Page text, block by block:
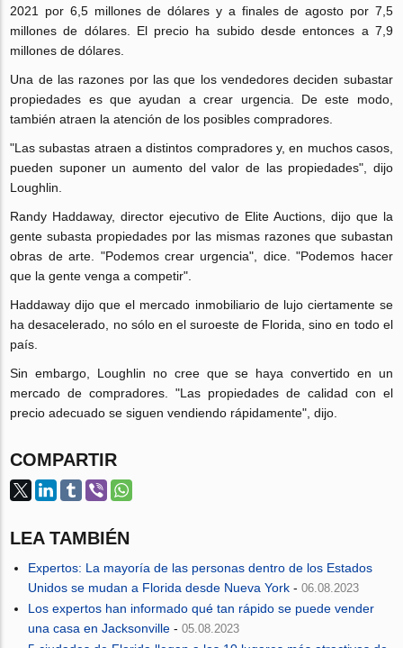
2021 por 6,5 millones de dólares y a finales de agosto por 7,5
millones de dólares. El precio ha subido desde entonces a 7,9
millones de dólares.
Una de las razones por las que los vendedores deciden subastar
propiedades es que ayudan a crear urgencia. De este modo,
también atraen la atención de los posibles compradores.
"Las subastas atraen a distintos compradores y, en muchos casos,
pueden suponer un aumento del valor de las propiedades", dijo
Loughlin.
Randy Haddaway, director ejecutivo de Elite Auctions, dijo que la
gente subasta propiedades por las mismas razones que subastan
obras de arte. "Podemos crear urgencia", dice. "Podemos hacer
que la gente venga a competir".
Haddaway dijo que el mercado inmobiliario de lujo ciertamente se
ha desacelerado, no sólo en el suroeste de Florida, sino en todo el
país.
Sin embargo, Loughlin no cree que se haya convertido en un
mercado de compradores. "Las propiedades de calidad con el
precio adecuado se siguen vendiendo rápidamente", dijo.
COMPARTIR
LEA TAMBIÉN
Expertos: La mayoría de las personas dentro de los Estados
Unidos se mudan a Florida desde Nueva York -06.08.2023
Los expertos han informado qué tan rápido se puede vender
una casa en Jacksonville -05.08.2023